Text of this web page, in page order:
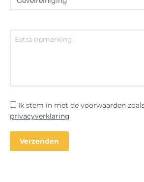
Ik stem in met de voorwaarden
privacyverklaring